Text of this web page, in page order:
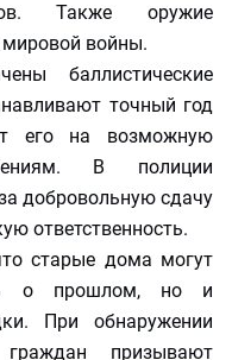
Также оружие
мировой войны.
баллистические
точный год
его на возможную
В полиции
добровольную сдачу
ответственность.
старые дома могут
о прошлом, но и
При обнаружении
граждан призывают